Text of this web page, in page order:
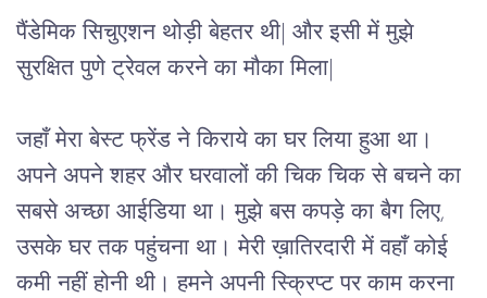
पैंडेमिक सिचुएशन थोड़ी बेहतर थी| और इसी में मुझे
सुरक्षित पुणे ट्रेवल करने का मौका मिला|
जहाँ मेरा बेस्ट फ्रेंड ने किराये का घर लिया हुआ था।
अपने अपने शहर और घरवालों की चिक चिक से बचने का
सबसे अच्छा आईडिया था। मुझे बस कपड़े का बैग लिए,
उसके घर तक पहुंचना था। मेरी ख़ातिरदारी में वहाँ कोई
कमी नहीं होनी थी। हमने अपनी स्क्रिप्ट पर काम करना